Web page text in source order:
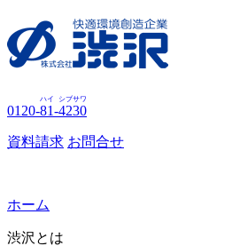
0120-81
ハイ
-4230
シブサワ
資料請求 お問合せ
ホーム
渋沢とは